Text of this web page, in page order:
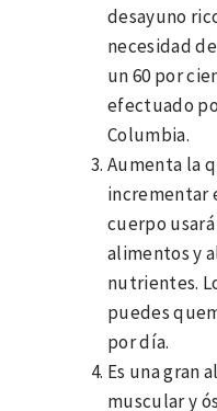
desayuno
necesidad
un 60 por
efectuado
Columbia.
Aumenta la
incrementar
cuerpo
alimentos y
nutrientes.
puedes
por día.
Es una gran
muscular y